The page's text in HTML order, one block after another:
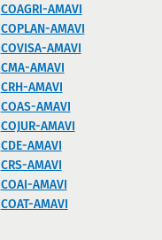
COAGRI-AMAVI
COPLAN-AMAVI
COVISA-AMAVI
CMA-AMAVI
CRH-AMAVI
COAS-AMAVI
COJUR-AMAVI
CDE-AMAVI
CRS-AMAVI
COAI-AMAVI
COAT-AMAVI